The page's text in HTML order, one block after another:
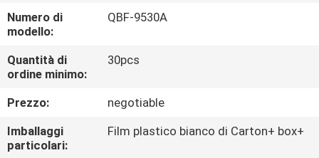
CONTROLLO
DI
QUALITÀ
CONTATTICI
Numero di
modello:
QBF-9530A
Quantità di
ordine minimo:
30pcs
Prezzo:
negotiable
Imballaggi
particolari:
Film plastico bianco di Carton+ box+